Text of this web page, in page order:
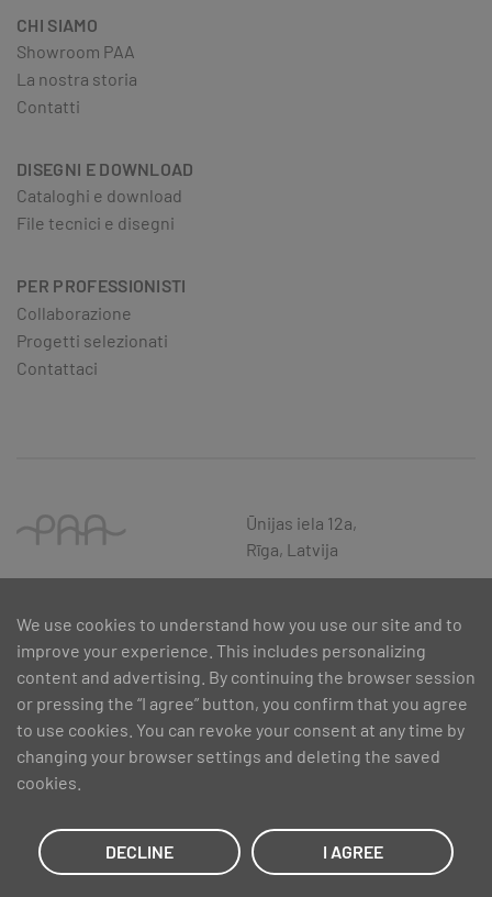
CHI SIAMO
Showroom PAA
La nostra storia
Contatti
DISEGNI E DOWNLOAD
Cataloghi e download
File tecnici e disegni
PER PROFESSIONISTI
Collaborazione
Progetti selezionati
Contattaci
Ūnijas iela 12a,
Rīga, Latvija
saņemšanu pasākuma “Atbalsts MVU inovatīvas uzņēmējdarbības
attīstībai”, ko līdzfinansē Eiropas Reģionālās attīstības fonds.
We use cookies to understand how you use our site and to
improve your experience. This includes personalizing
content and advertising. By continuing the browser session
or pressing the “I agree” button, you confirm that you agree
to use cookies. You can revoke your consent at any time by
changing your browser settings and deleting the saved
cookies.
DECLINE I AGREE